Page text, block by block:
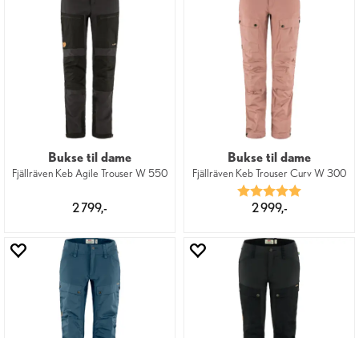
Bukse til dame
Fjällräven Keb Agile Trouser W 550
2 799,-
Bukse til dame
Fjällräven Keb Trouser Curv W 300
Karakter:
2 999,-